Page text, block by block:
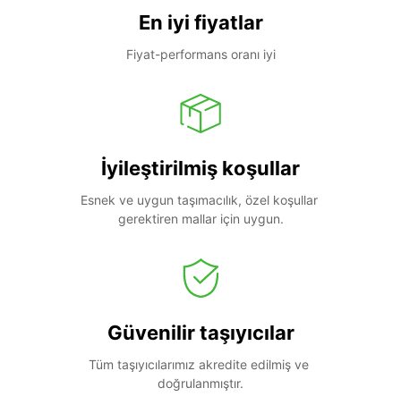
En iyi fiyatlar
Fiyat-performans oranı iyi
İyileştirilmiş koşullar
Esnek ve uygun taşımacılık, özel koşullar
gerektiren mallar için uygun.
Güvenilir taşıyıcılar
Tüm taşıyıcılarımız akredite edilmiş ve
doğrulanmıştır.